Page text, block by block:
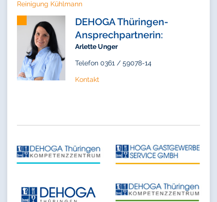
Reinigung Kühlmann
DEHOGA Thüringen-
Ansprechpartnerin:
Arlette Unger
Telefon 0361 / 59078-14
Kontakt